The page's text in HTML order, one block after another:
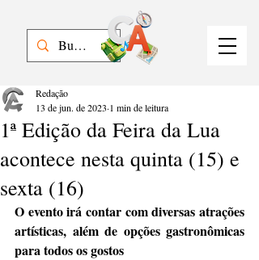
1ª Edição da Feira da Lua
acontece nesta quinta (15) e
sexta (16)
Redação
13 de jun. de 2023 1 min de leitura
O evento irá contar com diversas atrações
artísticas, além de opções gastronômicas
para todos os gostos